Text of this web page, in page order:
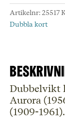
Jobs
mängd
Artikelnr: 25517
Dubbla kort
Dubbelvikt
Aurora
(1909-1961).